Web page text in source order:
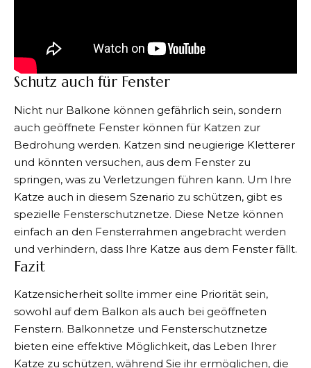
Schutz auch für Fenster
Nicht nur Balkone können gefährlich sein, sondern
auch geöffnete Fenster können für Katzen zur
Bedrohung werden. Katzen sind neugierige Kletterer
und könnten versuchen, aus dem Fenster zu
springen, was zu Verletzungen führen kann. Um Ihre
Katze auch in diesem Szenario zu schützen, gibt es
spezielle Fensterschutznetze. Diese Netze können
einfach an den Fensterrahmen angebracht werden
und verhindern, dass Ihre Katze aus dem Fenster fällt.
Fazit
Katzensicherheit sollte immer eine Priorität sein,
sowohl auf dem Balkon als auch bei geöffneten
Fenstern. Balkonnetze und Fensterschutznetze
bieten eine effektive Möglichkeit, das Leben Ihrer
Katze zu schützen, während Sie ihr ermöglichen, die